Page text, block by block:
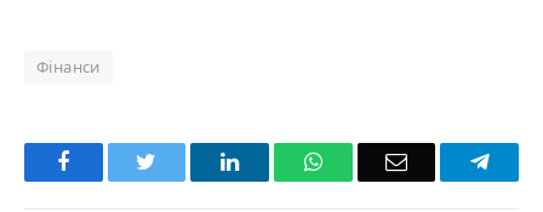
Фінанси
Facebook LinkedInWhatsAppEmail